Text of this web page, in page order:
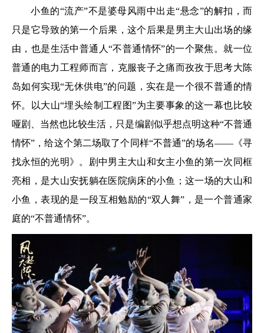
小鱼的“流产”不是婆母风雨中出走“悬念”的解扣，而
只是它导致的第一个后果，这个后果是男主大山出场的缘
由，也是生活中普通人“不普通情怀”的一个聚焦。就一位
普通的电力工程师而言，克服丧子之痛而孜孜于思考大陈
岛如何实现“无休供电”的问题，实在是一个很不普通的情
怀。以大山“埋头绘制工程图”为主要事象的这一幕也比较
哑剧、当然也比较生活，只是编剧似乎想点明这种“不普通
情怀”，给这个第二场取了个同样“不普通”的场名——《寻
找永恒的光明》。剧中男主大山和女主小鱼的第一次同框
亮相，是大山安抚躺在医院病床的小鱼；这一场的大山和
小鱼，表现的是一段互相勉励的“双人舞”，是一个普通家
庭的“不普通情怀”。